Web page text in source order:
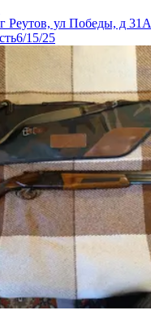
Реутов, ул Победы, д 31А
6/15/25